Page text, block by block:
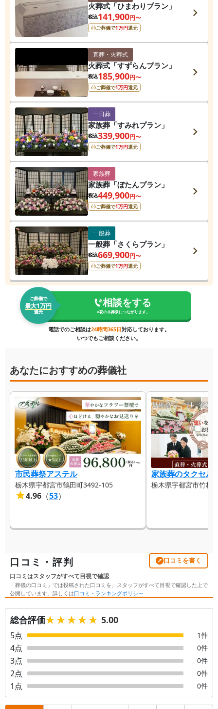
火葬式「ひまわりプラン」
税込141,900円〜
ご葬儀で1万円還元
直葬・火葬式
火葬式「すずらんプラン」
税込185,900円〜
ご葬儀で1万円還元
一日葬
家族葬「すみれプラン」
税込339,900円〜
ご葬儀で1万円還元
家族葬
家族葬「ぼたんプラン」
税込449,900円〜
ご葬儀で1万円還元
一般葬
一般葬「さくらプラン」
税込669,900円〜
ご葬儀で1万円還元
ご葬儀で
最大1万円
還元
相談をする
※花の木葬祭につながります。
電話でのご相談は24時間365日対応しております。
いつでもご相談ください。
あなたにおすすめの葬儀社
市民葬祭アステル
栃木県宇都宮市鶴田町3492-105
4.96 （53）
家族葬のタクセル
栃木県宇都宮市竹林
口コミ・評判 口コミを書く
口コミはスタッフがすべて目視で確認
「葬儀の口コミ」では投稿された口コミを、スタッフがすべて目視で確認した上で
公開しています。詳しくは口コミ・ランキングポリシー
総合評価★★★★★
★★★★★ 5.00
5点 1件
4点 0件
3点 0件
2点 0件
1 点 0件